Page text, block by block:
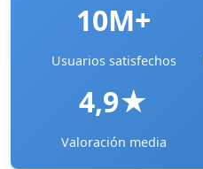
10M+
Usuarios satisfechos
4,9★
Valoración media